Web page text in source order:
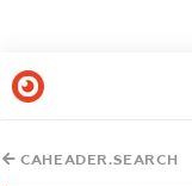
CAHEADER.SEARCH